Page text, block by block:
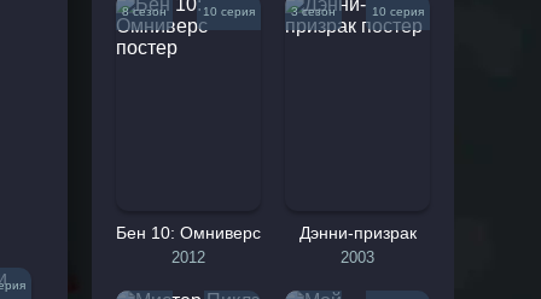
с
а
8 сезон 10 серия
Бен 10: Омниверс
2012
3 сезон 10 серия
Дэнни-призрак
2003